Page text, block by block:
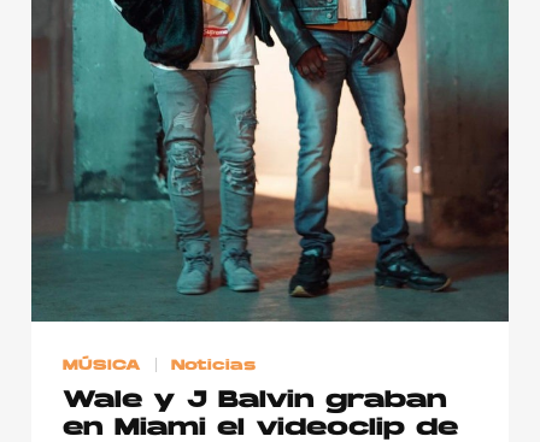
Contacto
Aviso Legal
© 2015-2022 UMOMAG. PROPIEDAD DE UMO agency. TODOS LOS
DERECHOS RESERVADOS.
MÚSICA Noticias
Wale y J Balvin graban
en Miami el videoclip de